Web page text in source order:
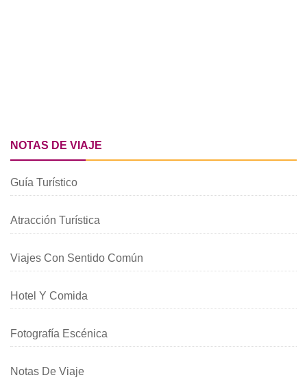
NOTAS DE VIAJE
Guía Turístico
Atracción Turística
Viajes Con Sentido Común
Hotel Y Comida
Fotografía Escénica
Notas De Viaje